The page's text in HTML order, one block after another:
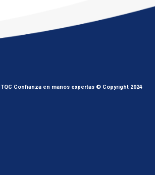
TQC Confianza en manos expertas © Copyright 2024